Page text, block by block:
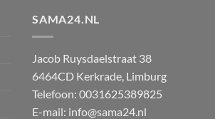
SAMA24.NL
Jacob Ruysdaelstraat 38
6464CD Kerkrade, Limburg
Telefoon: 0031625389825
E-mail: info@sama24.nl